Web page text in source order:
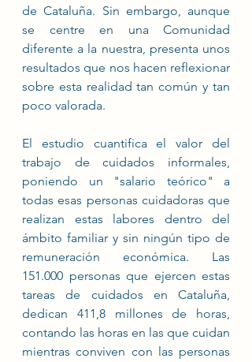
de Cataluña. Sin embargo, aunque
se centre en una Comunidad
diferente a la nuestra, presenta unos
resultados que nos hacen reflexionar
sobre esta realidad tan común y tan
poco valorada.
El estudio cuantifica el valor del
trabajo de cuidados informales,
poniendo un "salario teórico" a
todas esas personas cuidadoras que
realizan estas labores dentro del
ámbito familiar y sin ningún tipo de
remuneración económica. Las
151.000 personas que ejercen estas
tareas de cuidados en Cataluña,
dedican 411,8 millones de horas,
contando las horas en las que cuidan
mientras conviven con las personas